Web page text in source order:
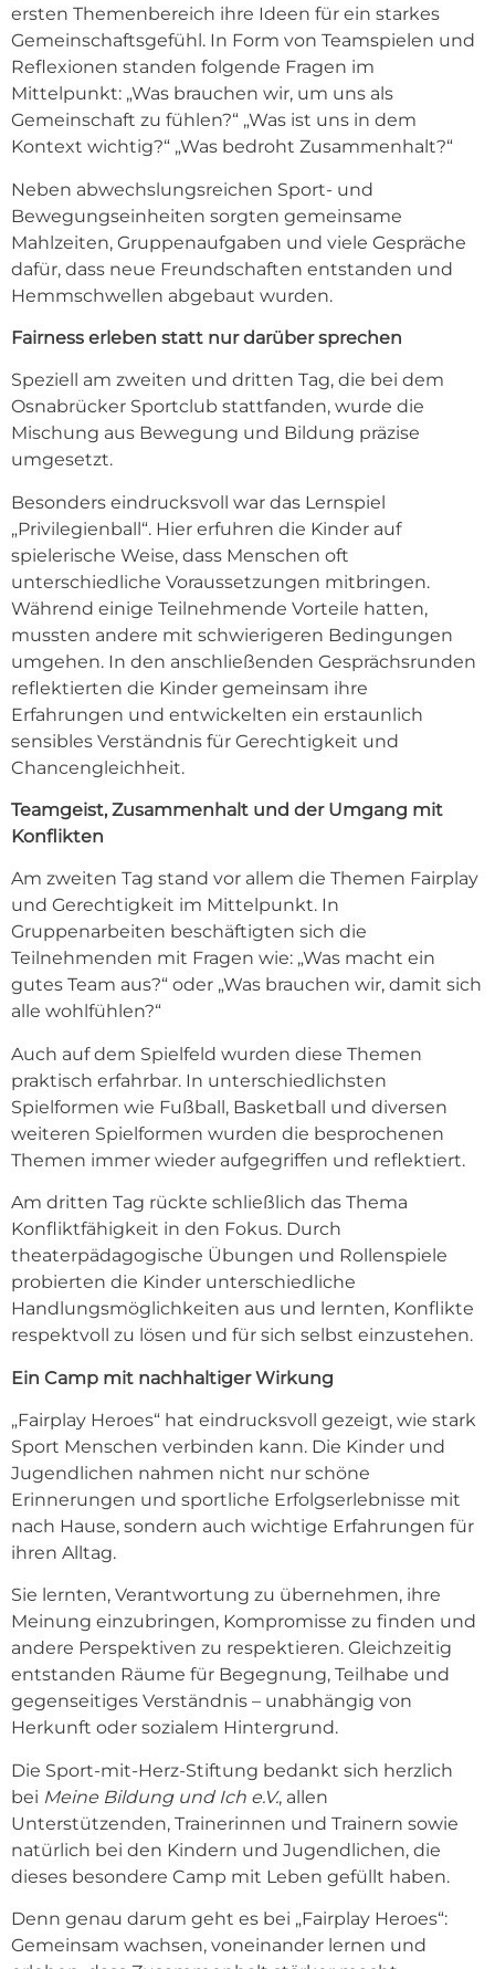
ersten Themenbereich ihre Ideen für ein starkes
Gemeinschaftsgefühl. In Form von Teamspielen und
Reflexionen standen folgende Fragen im
Mittelpunkt: „Was brauchen wir, um uns als
Gemeinschaft zu fühlen?“ „Was ist uns in dem
Kontext wichtig?“ „Was bedroht Zusammenhalt?“
Neben abwechslungsreichen Sport- und
Bewegungseinheiten sorgten gemeinsame
Mahlzeiten, Gruppenaufgaben und viele Gespräche
dafür, dass neue Freundschaften entstanden und
Hemmschwellen abgebaut wurden.
Fairness erleben statt nur darüber sprechen
Speziell am zweiten und dritten Tag, die bei dem
Osnabrücker Sportclub stattfanden, wurde die
Mischung aus Bewegung und Bildung präzise
umgesetzt.
Besonders eindrucksvoll war das Lernspiel
„Privilegienball“. Hier erfuhren die Kinder auf
spielerische Weise, dass Menschen oft
unterschiedliche Voraussetzungen mitbringen.
Während einige Teilnehmende Vorteile hatten,
mussten andere mit schwierigeren Bedingungen
umgehen. In den anschließenden Gesprächsrunden
reflektierten die Kinder gemeinsam ihre
Erfahrungen und entwickelten ein erstaunlich
sensibles Verständnis für Gerechtigkeit und
Chancengleichheit.
Teamgeist, Zusammenhalt und der Umgang mit
Konflikten
Am zweiten Tag stand vor allem die Themen Fairplay
und Gerechtigkeit im Mittelpunkt. In
Gruppenarbeiten beschäftigten sich die
Teilnehmenden mit Fragen wie: „Was macht ein
gutes Team aus?“ oder „Was brauchen wir, damit sich
alle wohlfühlen?“
Auch auf dem Spielfeld wurden diese Themen
praktisch erfahrbar. In unterschiedlichsten
Spielformen wie Fußball, Basketball und diversen
weiteren Spielformen wurden die besprochenen
Themen immer wieder aufgegriffen und reflektiert.
Am dritten Tag rückte schließlich das Thema
Konfliktfähigkeit in den Fokus. Durch
theaterpädagogische Übungen und Rollenspiele
probierten die Kinder unterschiedliche
Handlungsmöglichkeiten aus und lernten, Konflikte
respektvoll zu lösen und für sich selbst einzustehen.
Ein Camp mit nachhaltiger Wirkung
„Fairplay Heroes“ hat eindrucksvoll gezeigt, wie stark
Sport Menschen verbinden kann. Die Kinder und
Jugendlichen nahmen nicht nur schöne
Erinnerungen und sportliche Erfolgserlebnisse mit
nach Hause, sondern auch wichtige Erfahrungen für
ihren Alltag.
Sie lernten, Verantwortung zu übernehmen, ihre
Meinung einzubringen, Kompromisse zu finden und
andere Perspektiven zu respektieren. Gleichzeitig
entstanden Räume für Begegnung, Teilhabe und
gegenseitiges Verständnis – unabhängig von
Herkunft oder sozialem Hintergrund.
Die Sport-mit-Herz-Stiftung bedankt sich herzlich
bei Meine Bildung und Ich e.V., allen
Unterstützenden, Trainerinnen und Trainern sowie
natürlich bei den Kindern und Jugendlichen, die
dieses besondere Camp mit Leben gefüllt haben.
Denn genau darum geht es bei „Fairplay Heroes“:
Gemeinsam wachsen, voneinander lernen und